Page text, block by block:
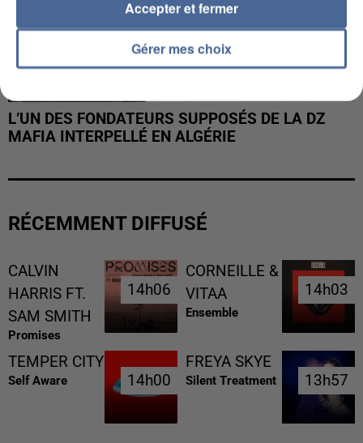
L’UN DES FONDATEURS SUPPOSÉS DE LA DZ
MAFIA INTERPELLÉ EN ALGÉRIE
RÉCEMMENT DIFFUSÉ
CALVIN
HARRIS FT.
SAM SMITH
Promises
14h06
14h06
CORNEILLE &
VITAA
Ensemble
14h03
14h03
TEMPER CITY
Self Aware 14h00
14h00
FREYA SKYE
Silent Treatment 13h57
13h57
Gérer mes choix
Accepter et fermer